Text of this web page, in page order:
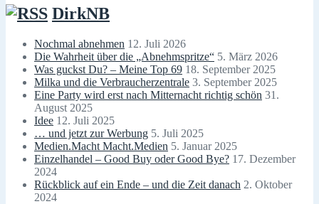
DirkNB
Nochmal abnehmen 12. Juli 2026
Die Wahrheit über die „Abnehmspritze“ 5. März 2026
Was guckst Du? – Meine Top 69 18. September 2025
Milka und die Verbraucherzentrale 3. September 2025
Eine Party wird erst nach Mitternacht richtig schön 31.
August 2025
Idee 12. Juli 2025
… und jetzt zur Werbung 5. Juli 2025
Medien.Macht Macht.Medien 5. Januar 2025
Einzelhandel – Good Buy oder Good Bye? 17. Dezember
2024
Rückblick auf ein Ende – und die Zeit danach 2. Oktober
2024